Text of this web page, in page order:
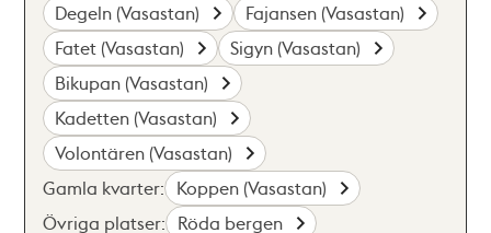
Degeln (Vasastan)
Fajansen (Vasastan)
Fatet (Vasastan)
Sigyn (Vasastan)
Bikupan (Vasastan)
Kadetten (Vasastan)
Volontären (Vasastan)
Gamla kvarter: Koppen (Vasastan)
Övriga platser: Röda bergen